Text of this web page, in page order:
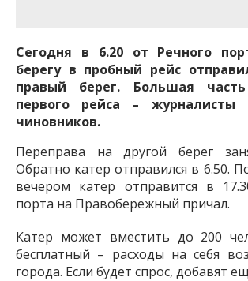
Сегодня в 6.20 от Речного
берегу в пробный рейс
правый берег. Большая часть
первого рейса – журналисты
чиновников.
Переправа на другой берег
Обратно катер отправился в 6.50.
вечером катер отправится в
порта на Правобережный причал.
Катер может вместить до 200
бесплатный – расходы на себя
города. Если будет спрос, добавят